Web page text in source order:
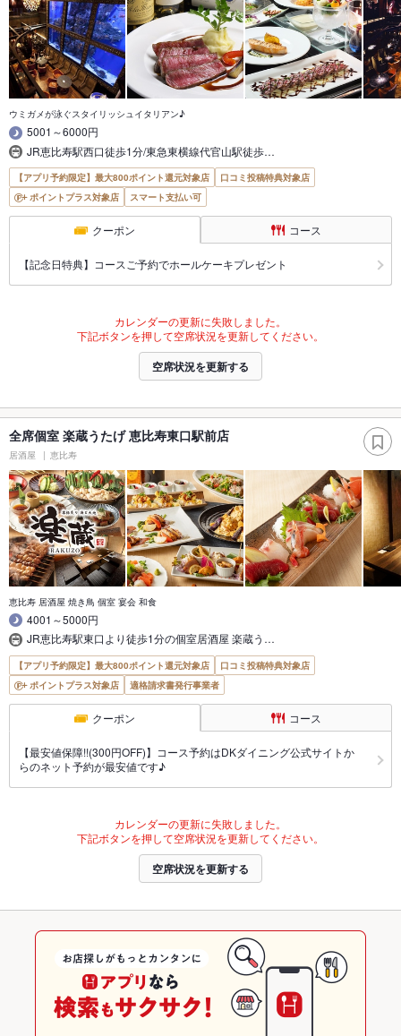
ウミガメが泳ぐスタイリッシュイタリアン♪
5001～6000円
JR恵比寿駅西口徒歩1分/東急東横線代官山駅徒歩…
【アプリ予約限定】最大800ポイント還元対象店
口コミ投稿特典対象店
ポイントプラス対象店
スマート支払い可
クーポン コース
【記念日特典】コースご予約でホールケーキプレゼント
カレンダーの更新に失敗しました。
下記ボタンを押して空席状況を更新してください。
空席状況を更新する
全席個室 楽蔵うたげ 恵比寿東口駅前店
居酒屋 恵比寿
恵比寿 居酒屋 焼き鳥 個室 宴会 和食
4001～5000円
JR恵比寿駅東口より徒歩1分の個室居酒屋 楽蔵う…
【アプリ予約限定】最大800ポイント還元対象店
口コミ投稿特典対象店
ポイントプラス対象店
適格請求書発行事業者
クーポン コース
【最安値保障!!(300円OFF)】コース予約はDKダイニング公式サイトか
らのネット予約が最安値です♪
カレンダーの更新に失敗しました。
下記ボタンを押して空席状況を更新してください。
空席状況を更新する